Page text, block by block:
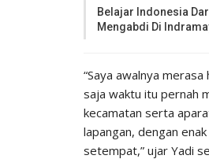
Belajar Indonesia
Mengabdi Di
“Saya awalnya
saja waktu itu pernah
kecamatan serta
lapangan, dengan
setempat,” ujar Yadi